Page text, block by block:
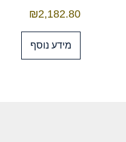
₪2,182.80
מידע נוסף